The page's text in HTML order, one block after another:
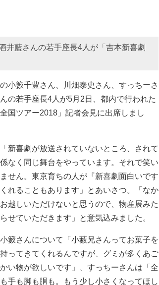
井藍さんの若手座長4人が「吉本新喜劇
小籔千豊さん、川畑泰史さん、すっちーさ
の若手座長4人が5月2日、都内で行われた
全国ツアー2018」記者会見に出席しまし
新喜劇が放送されていないところ、されて
なく同じ舞台をやっています。それで笑い
せん。東京育ちの人が『新喜劇面白いです
れることもあります」とあいさつ。「なか
越しいただけないと思うので、物産展みた
せていただきます」と意気込みました。
籔さんについて「小藪兄さんってお菓子を
ってきてくれるんですが、グミが多くあご
い物が欲しいです」、すっちーさんは「全
手も脚も胴も。もう少し小さくなってほし